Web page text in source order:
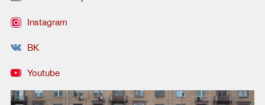
Instagram
ВК
Youtube